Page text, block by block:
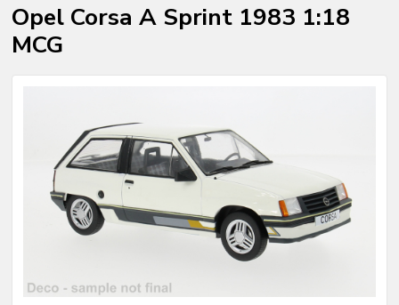
Opel Corsa A Sprint 1983 1:18
MCG